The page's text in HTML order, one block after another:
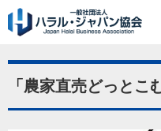
「農家直売どっとこ